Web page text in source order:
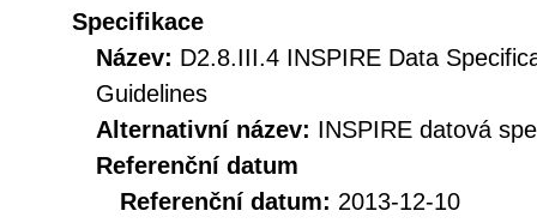
Specifikace
Název: D2.8.III.4 INSPIRE Data
Guidelines
Alternativní název: INSPIRE datová
Referenční datum
Referenční datum: 2013-12-10